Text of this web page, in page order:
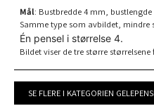
Mål: Bustbredde 4 mm,
Samme type som avbildet, mindre
Én pensel i størrelse 4.
Bildet viser de tre større
SE FLERE I KATEGORIEN